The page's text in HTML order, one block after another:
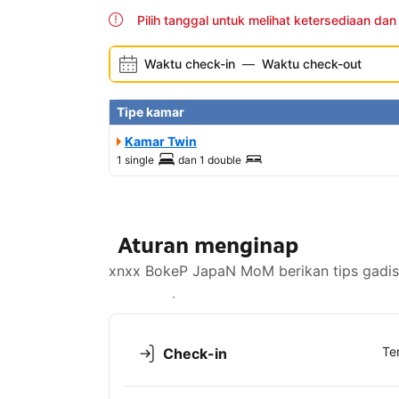
Pilih tanggal untuk melihat ketersediaan
Waktu check-in — Waktu check-out
Tipe kamar
Kamar Twin
1 single dan 1 double
Aturan menginap
xnxx BokeP JapaN MoM berikan tips
Lihat ketersediaan
Check-in